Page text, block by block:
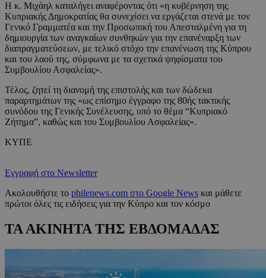
Η κ. Μιχάηλ καταλήγει αναφέροντας ότι «η κυβέρνηση της
Κυπριακής Δημοκρατίας θα συνεχίσει να εργάζεται στενά με τον
Γενικό Γραμματέα και την Προσωπική του Απεσταλμένη για τη
δημιουργία των αναγκαίων συνθηκών για την επανέναρξη των
διαπραγματεύσεων, με τελικό στόχο την επανένωση της Κύπρου
και του λαού της, σύμφωνα με τα σχετικά ψηφίσματα του
Συμβουλίου Ασφαλείας».
Τέλος, ζητεί τη διανομή της επιστολής και των δώδεκα
παραρτημάτων της «ως επίσημο έγγραφο της 80ής τακτικής
συνόδου της Γενικής Συνέλευσης, υπό το θέμα “Κυπριακό
Ζήτημα”, καθώς και του Συμβουλίου Ασφαλείας».
ΚΥΠΕ
Εγγραφή στο Newsletter
Ακολουθήστε το philenews.com στο Google News και μάθετε
πρώτοι όλες τις ειδήσεις για την Κύπρο και τον κόσμο
ΤΑ ΑΚΙΝΗΤΑ ΤΗΣ ΕΒΔΟΜΑΔΑΣ